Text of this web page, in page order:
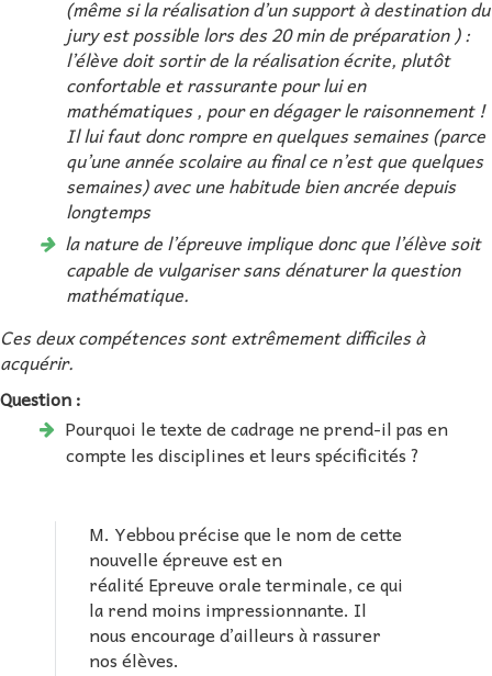
(même si la réalisation d’un support à destination du
jury est possible lors des 20 min de préparation ) :
l’élève doit sortir de la réalisation écrite, plutôt
confortable et rassurante pour lui en
mathématiques , pour en dégager le raisonnement !
Il lui faut donc rompre en quelques semaines (parce
qu’une année scolaire au final ce n’est que quelques
semaines) avec une habitude bien ancrée depuis
longtemps
la nature de l’épreuve implique donc que l’élève soit
capable de vulgariser sans dénaturer la question
mathématique.
Ces deux compétences sont extrêmement difficiles à
acquérir.
Question :
Pourquoi le texte de cadrage ne prend-il pas en
compte les disciplines et leurs spécificités ?
M. Yebbou précise que le nom de cette
nouvelle épreuve est en
réalité Epreuve orale terminale, ce qui
la rend moins impressionnante. Il
nous encourage d’ailleurs à rassurer
nos élèves.